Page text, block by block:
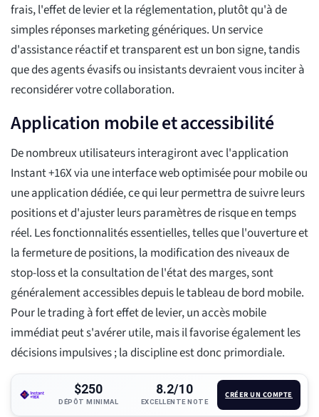
frais, l'effet de levier et la réglementation, plutôt qu'à de
simples réponses marketing génériques. Un service
d'assistance réactif et transparent est un bon signe, tandis
que des agents évasifs ou insistants devraient vous inciter à
reconsidérer votre collaboration.
Application mobile et accessibilité
De nombreux utilisateurs interagiront avec l'application
Instant +16X via une interface web optimisée pour mobile ou
une application dédiée, ce qui leur permettra de suivre leurs
positions et d'ajuster leurs paramètres de risque en temps
réel. Les fonctionnalités essentielles, telles que l'ouverture et
la fermeture de positions, la modification des niveaux de
stop-loss et la consultation de l'état des marges, sont
généralement accessibles depuis le tableau de bord mobile.
Pour le trading à fort effet de levier, un accès mobile
immédiat peut s'avérer utile, mais il favorise également les
décisions impulsives ; la discipline est donc primordiale.
$250
DÉPÔT MINIMAL
8.2/10
EXCELLENTE NOTE
CRÉER UN COMPTE